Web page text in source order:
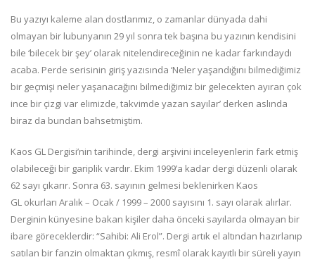
Bu yazıyı kaleme alan dostlarımız, o zamanlar dünyada dahi
olmayan bir lubunyanın 29 yıl sonra tek başına bu yazının kendisini
bile ‘bilecek bir şey’ olarak nitelendireceğinin ne kadar farkındaydı
acaba. Perde serisinin giriş yazısında ‘Neler yaşandığını bilmediğimiz
bir geçmişi neler yaşanacağını bilmediğimiz bir gelecekten ayıran çok
ince bir çizgi var elimizde, takvimde yazan sayılar’ derken aslında
biraz da bundan bahsetmiştim.
Kaos GL Dergisi’nin tarihinde, dergi arşivini inceleyenlerin fark etmiş
olabileceği bir gariplik vardır. Ekim 1999’a kadar dergi düzenli olarak
62 sayı çıkarır. Sonra 63. sayının gelmesi beklenirken Kaos
GL okurları Aralık – Ocak / 1999 – 2000 sayısını 1. sayı olarak alırlar.
Derginin künyesine bakan kişiler daha önceki sayılarda olmayan bir
ibare göreceklerdir: “Sahibi: Ali Erol”. Dergi artık el altından hazırlanıp
satılan bir fanzin olmaktan çıkmış, resmî olarak kayıtlı bir süreli yayın